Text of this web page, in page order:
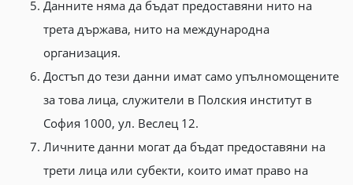
Данните няма да бъдат предоставяни нито на
трета държава, нито на международна
организация.
Достъп до тези данни имат само упълномощените
за това лица, служители в Полския институт в
София 1000, ул. Веслец 12.
Личните данни могат да бъдат предоставяни на
трети лица или субекти, които имат право на